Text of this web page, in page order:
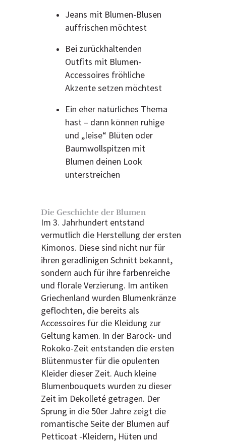
Jeans mit Blumen-Blusen
auffrischen möchtest
Bei zurückhaltenden
Outfits mit Blumen-
Accessoires fröhliche
Akzente setzen möchtest
Ein eher natürliches Thema
hast – dann können ruhige
und „leise“ Blüten oder
Baumwollspitzen mit
Blumen deinen Look
unterstreichen
Die Geschichte der Blumen
Im 3. Jahrhundert entstand
vermutlich die Herstellung der ersten
Kimonos. Diese sind nicht nur für
ihren geradlinigen Schnitt bekannt,
sondern auch für ihre farbenreiche
und florale Verzierung. Im antiken
Griechenland wurden Blumenkränze
geflochten, die bereits als
Accessoires für die Kleidung zur
Geltung kamen. In der Barock- und
Rokoko-Zeit entstanden die ersten
Blütenmuster für die opulenten
Kleider dieser Zeit. Auch kleine
Blumenbouquets wurden zu dieser
Zeit im Dekolleté getragen. Der
Sprung in die 50er Jahre zeigt die
romantische Seite der Blumen auf
Petticoat -Kleidern, Hüten und